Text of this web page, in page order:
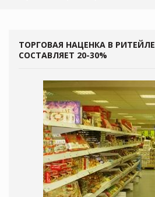
ТОРГОВАЯ НАЦЕНКА В РИТЕЙЛЕ
СОСТАВЛЯЕТ 20-30%